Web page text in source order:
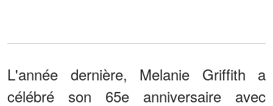
L'année dernière, Melanie Griffith a
célébré son 65e anniversaire avec